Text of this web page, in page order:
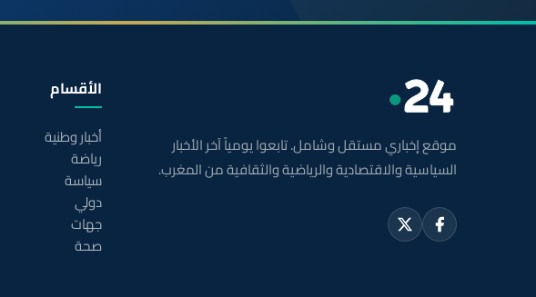
موقع إخباري مستقل وشامل. تابعوا يومياً آخر الأخبار
السياسية والاقتصادية والرياضية والثقافية من المغرب.
الأقسام
أخبار وطنية
رياضة
سياسة
دولي
جهات
صحة